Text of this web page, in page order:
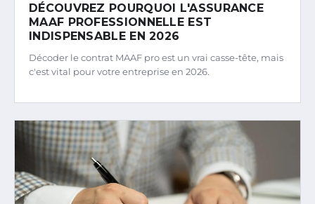
DÉCOUVREZ POURQUOI L'ASSURANCE
MAAF PROFESSIONNELLE EST
INDISPENSABLE EN 2026
Décoder le contrat MAAF pro est un vrai casse-tête, mais
c'est vital pour votre entreprise en 2026.